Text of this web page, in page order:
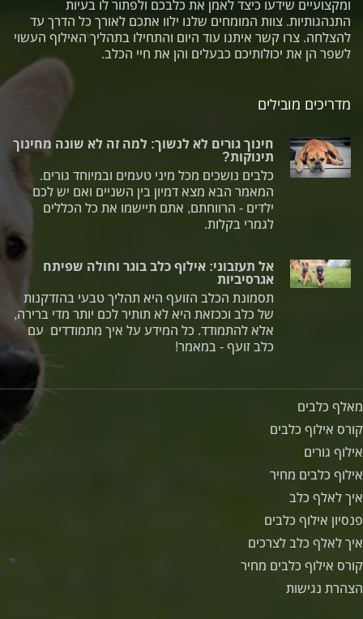
מדריכים מובילים
חינוך גורים לא לנשוך: למה זה לא שונה מחינוך
תינוקות?
כלבים נושכים מכל מיני טעמים ובמיוחד גורים.
המאמר הבא מצא דמיון בין השניים ואם יש לכם
ילדים - הרווחתם, אתם תיישמו את כל הכללים
לגמרי בקלות.
אל תעזבוני: אילוף כלב בוגר וחולה שפיתח
אגרסיביות
תסמונת הכלב הזועף היא תהליך טבעי בהזדקנות
של כלב וככזאת היא לא תותיר לכם יותר מדי ברירה,
אלא להתמודד. כל המידע על איך מתמודדים עם
כלב זועף - במאמר!
ומקצועיים שידעו כיצד לאמן את כלבכם ולפתור לו בעיות
התנהגותיות. צוות המומחים שלנו ילוו אתכם לאורך כל הדרך עד
להצלחה. צרו קשר איתנו עוד היום והתחילו בתהליך האילוף העשוי
לשפר הן את יכולותיכם כבעלים והן את חיי הכלב.
מאלף כלבים
קורס אילוף כלבים
אילוף גורים
אילוף כלבים מחיר
איך לאלף כלב
פנסיון אילוף כלבים
איך לאלף כלב לצרכים
קורס אילוף כלבים מחיר
הצהרת נגישות